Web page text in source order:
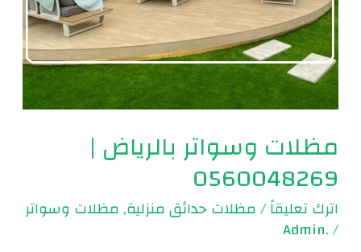
مظلات وسواتر بالرياض |
0560048269
اترك تعليقاً/مظلات حدائق منزلية, مظلات وسواتر
/
.Admin